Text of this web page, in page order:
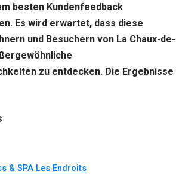
besten Kundenfeedback
Es wird erwartet, dass diese
und Besuchern von La Chaux-de-
zu entdecken. Die Ergebnisse
& SPA Les Endroits